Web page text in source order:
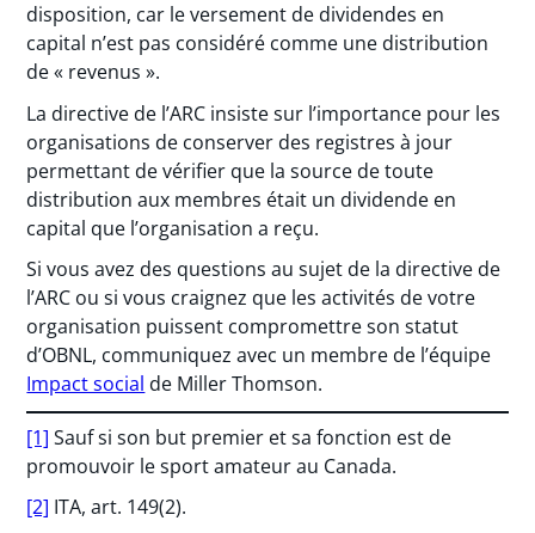
disposition, car le versement de dividendes en
capital n’est pas considéré comme une distribution
de « revenus ».
La directive de l’ARC insiste sur l’importance pour les
organisations de conserver des registres à jour
permettant de vérifier que la source de toute
distribution aux membres était un dividende en
capital que l’organisation a reçu.
Si vous avez des questions au sujet de la directive de
l’ARC ou si vous craignez que les activités de votre
organisation puissent compromettre son statut
d’OBNL, communiquez avec un membre de l’équipe
Impact social de Miller Thomson.
[1] Sauf si son but premier et sa fonction est de
promouvoir le sport amateur au Canada.
[2] ITA, art. 149(2).